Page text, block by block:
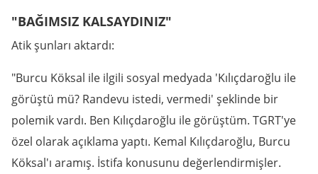
"BAĞIMSIZ KALSAYDINIZ"
Atik şunları aktardı:
"Burcu Köksal ile ilgili sosyal medyada 'Kılıçdaroğlu ile
görüştü mü? Randevu istedi, vermedi' şeklinde bir
polemik vardı. Ben Kılıçdaroğlu ile görüştüm. TGRT'ye
özel olarak açıklama yaptı. Kemal Kılıçdaroğlu, Burcu
Köksal'ı aramış. İstifa konusunu değerlendirmişler.